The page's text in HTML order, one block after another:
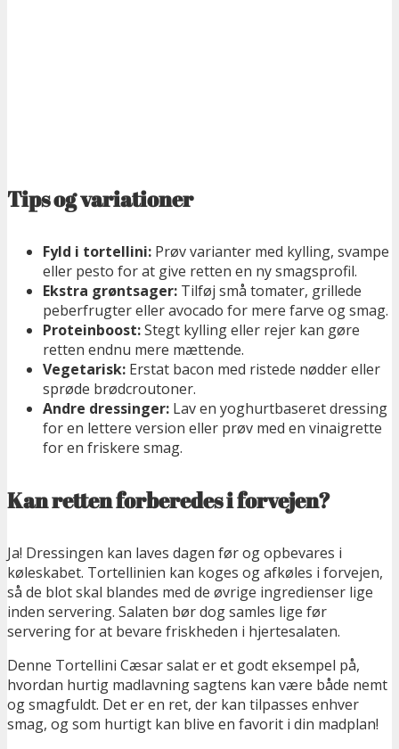
Tips og variationer
Fyld i tortellini: Prøv varianter med kylling, svampe
eller pesto for at give retten en ny smagsprofil.
Ekstra grøntsager: Tilføj små tomater, grillede
peberfrugter eller avocado for mere farve og smag.
Proteinboost:Stegt kylling eller rejer kan gøre
retten endnu mere mættende.
Vegetarisk: Erstat bacon med ristede nødder eller
sprøde brødcroutoner.
Andre dressinger: Lav en yoghurtbaseret dressing
for en lettere version eller prøv med en vinaigrette
for en friskere smag.
Kan retten forberedes i forvejen?
Ja! Dressingen kan laves dagen før og opbevares i
køleskabet. Tortellinien kan koges og afkøles i forvejen,
så de blot skal blandes med de øvrige ingredienser lige
inden servering. Salaten bør dog samles lige før
servering for at bevare friskheden i hjertesalaten.
Denne Tortellini Cæsar salat er et godt eksempel på,
hvordan hurtig madlavning sagtens kan være både nemt
og smagfuldt. Det er en ret, der kan tilpasses enhver
smag, og som hurtigt kan blive en favorit i din madplan!